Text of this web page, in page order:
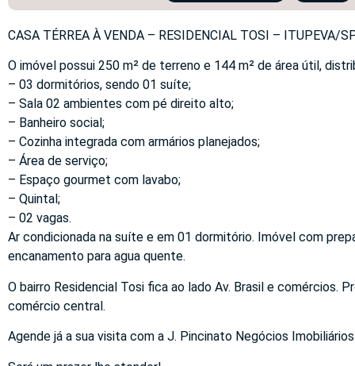
CASA TÉRREA À VENDA – RESIDENCIAL TOSI – ITUPEVA/
O imóvel possui 250 m² de terreno e 144 m² de área útil,
– 03 dormitórios, sendo 01 suíte;
– Sala 02 ambientes com pé direito alto;
– Banheiro social;
– Cozinha integrada com armários planejados;
– Área de serviço;
– Espaço gourmet com lavabo;
– Quintal;
– 02 vagas.
Ar condicionada na suíte e em 01 dormitório. Imóvel com
encanamento para agua quente.
O bairro Residencial Tosi fica ao lado Av. Brasil e comércios.
comércio central.
Agende já a sua visita com a J. Pincinato Negócios